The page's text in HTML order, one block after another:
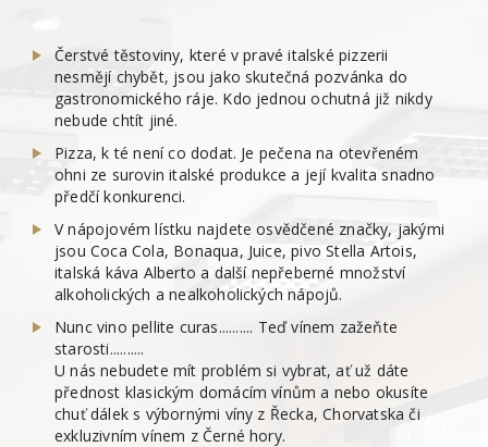
Čerstvé těstoviny, které v pravé italské pizzerii
nesmějí chybět, jsou jako skutečná pozvánka do
gastronomického ráje. Kdo jednou ochutná již nikdy
nebude chtít jiné.
Pizza, k té není co dodat. Je pečena na otevřeném
ohni ze surovin italské produkce a její kvalita snadno
předčí konkurenci.
V nápojovém lístku najdete osvědčené značky, jakými
jsou Coca Cola, Bonaqua, Juice, pivo Stella Artois,
italská káva Alberto a další nepřeberné množství
alkoholických a nealkoholických nápojů.
Nunc vino pellite curas.......... Teď vínem zažeňte
starosti..........
U nás nebudete mít problém si vybrat, ať už dáte
přednost klasickým domácím vínům a nebo okusíte
chuť dálek s výbornými víny z Řecka, Chorvatska či
exkluzivním vínem z Černé hory.